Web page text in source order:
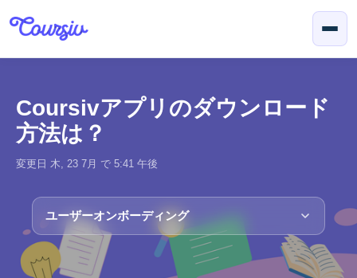
Coursivアプリのダウンロード
方法は？
変更日 木, 23 7月 で 5:41 午後
ユーザーオンボーディング